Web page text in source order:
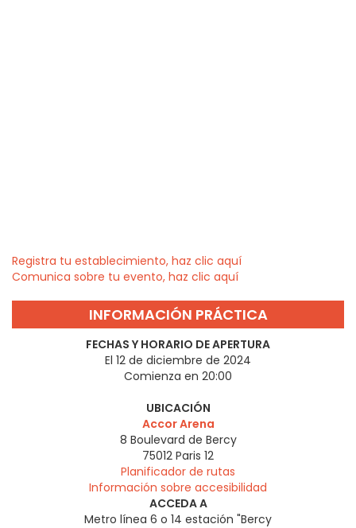
Registra tu establecimiento, haz clic aquí
Comunica sobre tu evento, haz clic aquí
INFORMACIÓN PRÁCTICA
FECHAS Y HORARIO DE APERTURA
El 12 de diciembre de 2024
Comienza en 20:00
UBICACIÓN
Accor Arena
8 Boulevard de Bercy
75012 Paris 12
Planificador de rutas
Información sobre accesibilidad
ACCEDA A
Metro línea 6 o 14 estación "Bercy